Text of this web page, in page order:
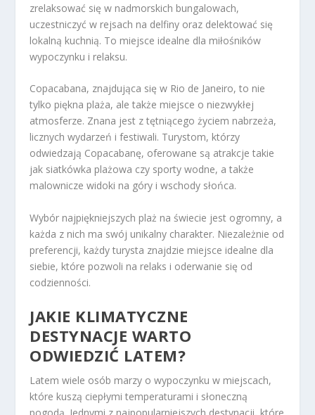
zrelaksować się w nadmorskich bungalowach,
uczestniczyć w rejsach na delfiny oraz delektować się
lokalną kuchnią. To miejsce idealne dla miłośników
wypoczynku i relaksu.
Copacabana, znajdująca się w Rio de Janeiro, to nie
tylko piękna plaża, ale także miejsce o niezwykłej
atmosferze. Znana jest z tętniącego życiem nabrzeża,
licznych wydarzeń i festiwali. Turystom, którzy
odwiedzają Copacabanę, oferowane są atrakcje takie
jak siatkówka plażowa czy sporty wodne, a także
malownicze widoki na góry i wschody słońca.
Wybór najpiękniejszych plaż na świecie jest ogromny, a
każda z nich ma swój unikalny charakter. Niezależnie od
preferencji, każdy turysta znajdzie miejsce idealne dla
siebie, które pozwoli na relaks i oderwanie się od
codzienności.
JAKIE KLIMATYCZNE
DESTYNACJE WARTO
ODWIEDZIĆ LATEM?
Latem wiele osób marzy o wypoczynku w miejscach,
które kuszą ciepłymi temperaturami i słoneczną